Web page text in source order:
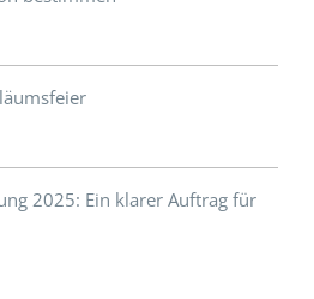
bestimmen
2025: Ein klarer Auftrag für